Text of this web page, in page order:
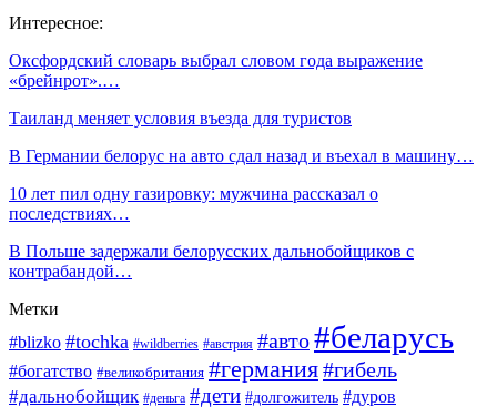
Интересное:
Оксфордский словарь выбрал словом года выражение
«брейнрот».…
Таиланд меняет условия въезда для туристов
В Германии белорус на авто сдал назад и въехал в машину…
10 лет пил одну газировку: мужчина рассказал о
последствиях…
В Польше задержали белорусских дальнобойщиков с
контрабандой…
Метки
#blizko #tochka #wildberries #австрия #авто#беларусь
#богатство #великобритания #германия#гибель
#дальнобойщик #деньга #дети #долгожитель #дуров